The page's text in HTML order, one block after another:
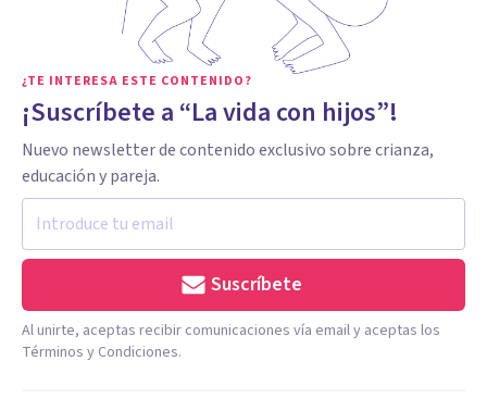
¿TE INTERESA ESTE CONTENIDO?
¡Suscríbete a “La vida con hijos”!
Nuevo newsletter de contenido exclusivo sobre crianza,
educación y pareja.
Suscríbete
Al unirte, aceptas recibir comunicaciones vía email y aceptas los
Términos y Condiciones.